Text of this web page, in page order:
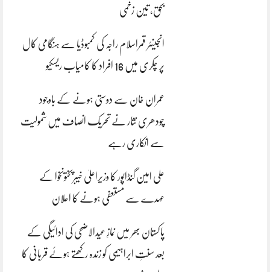
بحق، تین زخمی
انجینئر قمراسلام راجہ کی کمبوڈیا سے ہنگامی کال
پر چکری میں 16 افراد کا کامیاب ریسکیو
عمران خان سے دوستی ہونے کے باوجود
چودھری نثار نے تحریک انصاف میں شمولیت
سے انکاری رہے
علی امین گنڈاپور کا وزیراعلیٰ خیبرپختونخوا کے
عہدے سے مستعفی ہونے کا اعلان
پاکستان بھر میں نمازِ عیدالاضحی کی ادائیگی کے
بعد سنتِ ابراہیمی کو زندہ رکھتے ہوئے قربانی کا